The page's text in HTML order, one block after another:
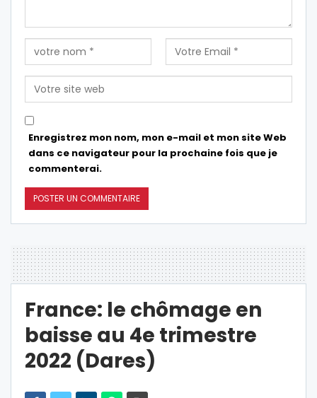
Enregistrez mon nom, mon e-mail et mon site Web
dans ce navigateur pour la prochaine fois que je
commenterai.
France: le chômage en
baisse au 4e trimestre
2022 (Dares)